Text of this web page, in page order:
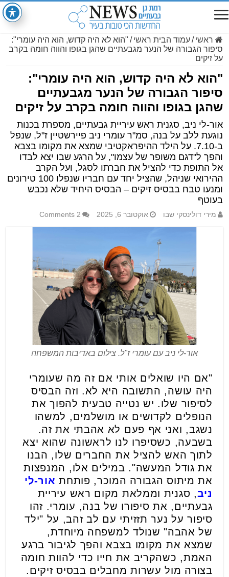
ראשי /עמוד הבית ראשי / "הוא לא היה קדוש, הוא היה עומרי":
סיפור הגבורה של הנער מגבעתיים שהגן בגופו והווה חומה בקרב
על זיקים
"הוא לא היה קדוש, הוא היה עומרי":
סיפור הגבורה של הנער מגבעתיים
שהגן בגופו והווה חומה בקרב על זיקים
אור-לי ניב, סגנית ראש עיריית גבעתיים, מספרת בכנות
נוגעת ללב על בנה, סמ"ר עומרי ניב פיירשטיין ז"ל, שנפל
ב-7.10. על הילד ההיפראקטיבי שמצא את מקומו בצבא
והפך ל"דגם משופר של עצמו", על הרגע שבו יצא לבדו
אל התופת כדי להציל את חברתו לסגל, ועל הקרב
ההירואי שניהל, שהציל יחד עם חבריו שנפלו 100 טירונים
ומנעו טבח בבסיס זיקים – הבסיס היחיד שלא נכבש
בעוטף
מירי דולינסקי שבו אוקטובר 6, 2025 2 Comments
אור-לי ניב עם עומרי ז"ל. צילום באדיבות המשפחה
"אם היו שואלים אותי אם זה מה שעומרי
היה עושה, התשובה היא לא. וזה הבסיס
לסיפור שלו. יש נטייה טבעית להפוך את
הנופלים לקדושים או מושלמים, למשהו
נשגב, ואני אף פעם לא אהבתי את זה.
בשבעה, כשסיפרו לנו לראשונה שהוא יצא
לתוך האש להציל את החברים שלו, הבנו
את גודל המעשה". במילים אלו, המנפצות
את מיתוס הגבורה המוכר, פותחת אור-לי
ניב, סגנית וממלאת מקום ראש עיריית
גבעתיים, את סיפורו של בנה, עומרי. זהו
סיפור על נער תזזיתי עם לב זהב, על "ילד
של אהבה" שנולד למשפחה מיוחדת,
שמצא את מקומו בצבא והפך לגיבור ברגע
האמת, כשהקריב את חייו כדי להוות חומה
בצורה מול עשרות מחבלים בבסיס זיקים.